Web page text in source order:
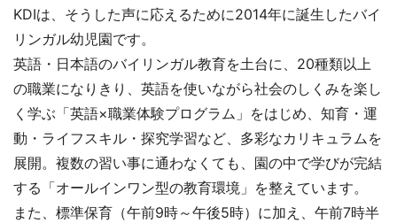
KDIは、そうした声に応えるために2014年に誕生したバイ
リンガル幼児園です。
英語・日本語のバイリンガル教育を土台に、20種類以上
の職業になりきり、英語を使いながら社会のしくみを楽し
く学ぶ「英語×職業体験プログラム」をはじめ、知育・運
動・ライフスキル・探究学習など、多彩なカリキュラムを
展開。複数の習い事に通わなくても、園の中で学びが完結
する「オールインワン型の教育環境」を整えています。
また、標準保育（午前9時～午後5時）に加え、午前7時半